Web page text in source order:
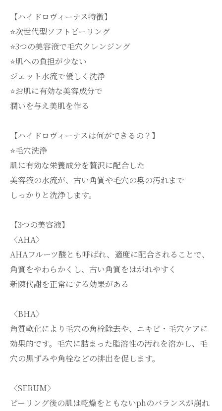
【ハイドロヴィーナス特徴】
⭐️次世代型ソフトピーリング
⭐️3つの美容液で毛穴クレンジング
⭐️肌への負担が少ない
ジェット水流で優しく洗浄
⭐️お肌に有効な美容成分で
潤いを与え美肌を作る
【ハイドロヴィーナスは何ができるの？】
⭐️毛穴洗浄
肌に有効な栄養成分を贅沢に配合した
美容液の水流が、古い角質や毛穴の奥の汚れまで
しっかりと洗浄します。
【3つの美容液】
〈AHA〉
AHAフルーツ酸とも呼ばれ、適度に配合されることで、
角質をやわらかくし、古い角質をはがれやすく
新陳代謝を正常にする効果がある
〈BHA〉
角質軟化により毛穴の角栓除去や、ニキビ・毛穴ケアに
効果的です。毛穴に詰まった脂溶性の汚れを溶かし、毛
穴の黒ずみや角栓などの排出を促します。
〈SERUM〉
ピーリング後の肌は乾燥をともないphのバランスが崩れ